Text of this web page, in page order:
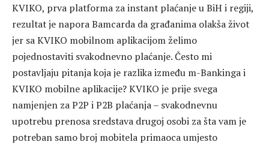
KVIKO, prva platforma za instant plaćanje u BiH i regiji,
rezultat je napora Bamcarda da građanima olakša život
jer sa KVIKO mobilnom aplikacijom želimo
pojednostaviti svakodnevno plaćanje. Često mi
postavljaju pitanja koja je razlika između m-Bankinga i
KVIKO mobilne aplikacije? KVIKO je prije svega
namjenjen za P2P i P2B plaćanja – svakodnevnu
upotrebu prenosa sredstava drugoj osobi za šta vam je
potreban samo broj mobitela primaoca umjesto